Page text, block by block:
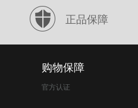
正品保障
购物保障
官方认证